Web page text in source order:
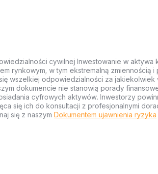
cywilnej Inwestowanie w aktywa
rynkowym, w tym ekstremalną zmiennością i
wszelkiej odpowiedzialności za
dokumencie nie stanowią porady
cyfrowych aktywów. Inwestorzy
się ich do konsultacji z profesjonalnymi
się z naszym Dokumentem ujawnienia ryzyka